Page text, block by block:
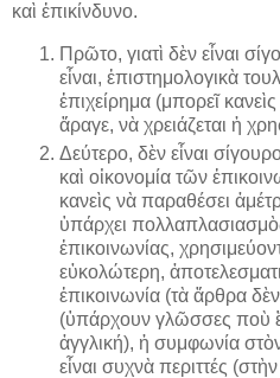
καὶ ἐπικίνδυνο.
Πρῶτο, γιατὶ δὲν εἶναι
εἶναι, ἐπιστημολογικὰ
ἐπιχείρημα (μπορεῖ
ἄραγε, νὰ χρειάζεται ἡ
Δεύτερο, δὲν εἶναι
καὶ οἰκονομία τῶν
κανεὶς νὰ παραθέσει
ὑπάρχει
ἐπικοινωνίας,
εὐκολώτερη,
ἐπικοινωνία (τὰ ἄρθρα
(ὑπάρχουν γλῶσσες ποὺ
ἀγγλική), ἡ συμφωνία
εἶναι συχνὰ περιττές